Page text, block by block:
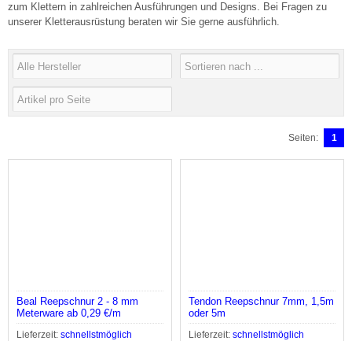
zum Klettern in zahlreichen Ausführungen und Designs. Bei Fragen zu
unserer Kletterausrüstung beraten wir Sie gerne ausführlich.
Seiten: 1
Beal Reepschnur 2 - 8 mm
Meterware ab 0,29 €/m
Lieferzeit: schnellstmöglich
Tendon Reepschnur 7mm, 1,5m
oder 5m
Lieferzeit: schnellstmöglich